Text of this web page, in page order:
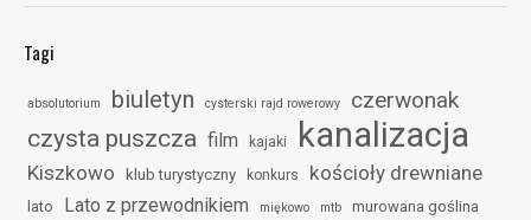
Tagi
absolutorium biuletyn cysterski rajd rowerowy czerwonak
czysta puszcza film kajaki kanalizacja
Kiszkowo klub turystyczny konkurs kościoły drewniane
lato Lato z przewodnikiem miękowo mtb murowana goślina